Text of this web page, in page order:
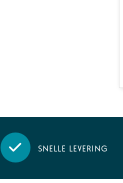
Snelle levering